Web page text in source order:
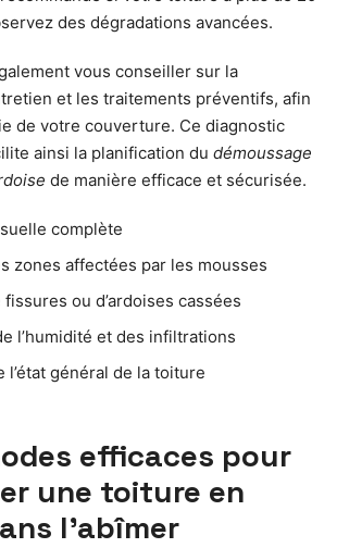
des dégradations avancées.
vous conseiller sur la
et les traitements préventifs, afin
de votre couverture. Ce diagnostic
ainsi la planification du démoussage
de manière efficace et sécurisée.
complète
zones affectées par les mousses
ou d’ardoises cassées
l’humidité et des infiltrations
l’état général de la toiture
efficaces pour
une toiture en
l’abîmer